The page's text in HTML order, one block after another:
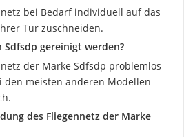
bei Bedarf individuell auf das
Tür zuschneiden.
Sdfsdp gereinigt werden?
der Marke Sdfsdp problemlos
den meisten anderen Modellen
des Fliegennetz der Marke